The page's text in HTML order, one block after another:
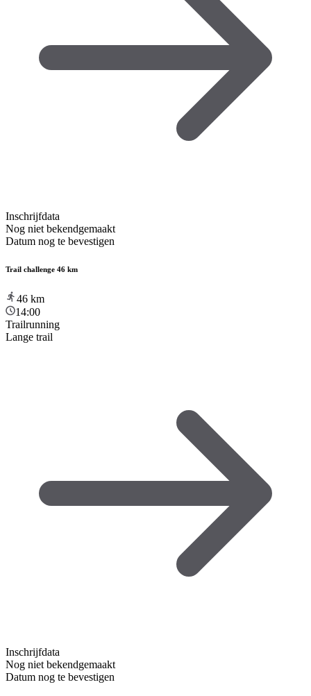
Inschrijfdata
Nog niet bekendgemaakt
Datum nog te bevestigen
Trail challenge 46 km
46 km
14:00
Trailrunning
Lange trail
Inschrijfdata
Nog niet bekendgemaakt
Datum nog te bevestigen